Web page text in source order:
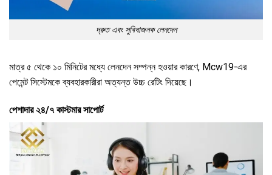
দ্রুত এবং সুবিধাজনক লেনদেন
মাত্র ৫ থেকে ১০ মিনিটের মধ্যে লেনদেন সম্পন্ন হওয়ার কারণে, Mcw19-এর
পেমেন্ট সিস্টেমকে ব্যবহারকারীরা অত্যন্ত উচ্চ রেটিং দিয়েছে।
পেশাদার ২৪/৭ কাস্টমার সাপোর্ট